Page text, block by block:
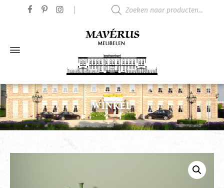
WINKEL